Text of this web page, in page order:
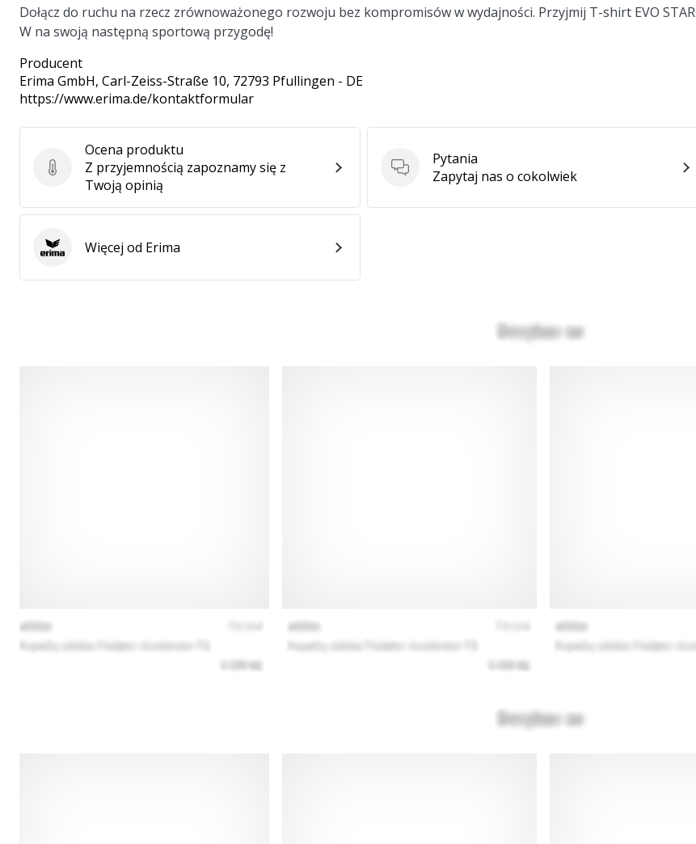
Dołącz do ruchu na rzecz zrównoważonego rozwoju bez kompromisów w wydajności. Przyjmij T-shirt EVO STAR
W na swoją następną sportową przygodę!
Producent
Erima GmbH, Carl-Zeiss-Straße 10, 72793 Pfullingen - DE
https://www.erima.de/kontaktformular
Ocena produktu
Ocena produktu
Z przyjemnością zapoznamy się z
Twoją opinią
Pytania
Pytania
Zapytaj nas o cokolwiek
Erima Więcej od Erima